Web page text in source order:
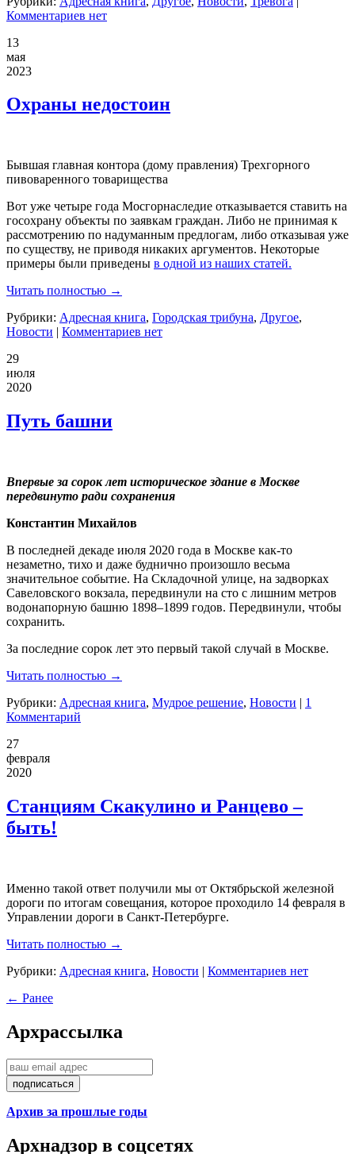
Комментариев нет
13
мая
2023
Охраны недостоин
Бывшая главная контора (дому правления) Трехгорного
пивоваренного товарищества
Вот уже четыре года Мосгорнаследие отказывается ставить на
госохрану объекты по заявкам граждан. Либо не принимая к
рассмотрению по надуманным предлогам, либо отказывая уже
по существу, не приводя никаких аргументов. Некоторые
примеры были приведены в одной из наших статей.
Читать полностью →
Рубрики: Адресная книга, Городская трибуна, Другое,
Новости | Комментариев нет
29
июля
2020
Путь башни
Впервые за сорок лет историческое здание в Москве
передвинуто ради сохранения
Константин Михайлов
В последней декаде июля 2020 года в Москве как-то
незаметно, тихо и даже буднично произошло весьма
значительное событие. На Складочной улице, на задворках
Савеловского вокзала, передвинули на сто с лишним метров
водонапорную башню 1898–1899 годов. Передвинули, чтобы
сохранить.
За последние сорок лет это первый такой случай в Москве.
Читать полностью →
Рубрики: Адресная книга, Мудрое решение, Новости | 1
Комментарий
27
февраля
2020
Станциям Скакулино и Ранцево –
быть!
Именно такой ответ получили мы от Октябрьской железной
дороги по итогам совещания, которое проходило 14 февраля в
Управлении дороги в Санкт-Петербурге.
Читать полностью →
Рубрики: Адресная книга, Новости | Комментариев нет
← Ранее
Архрассылка
Архив за прошлые годы
Архнадзор в соцсетях